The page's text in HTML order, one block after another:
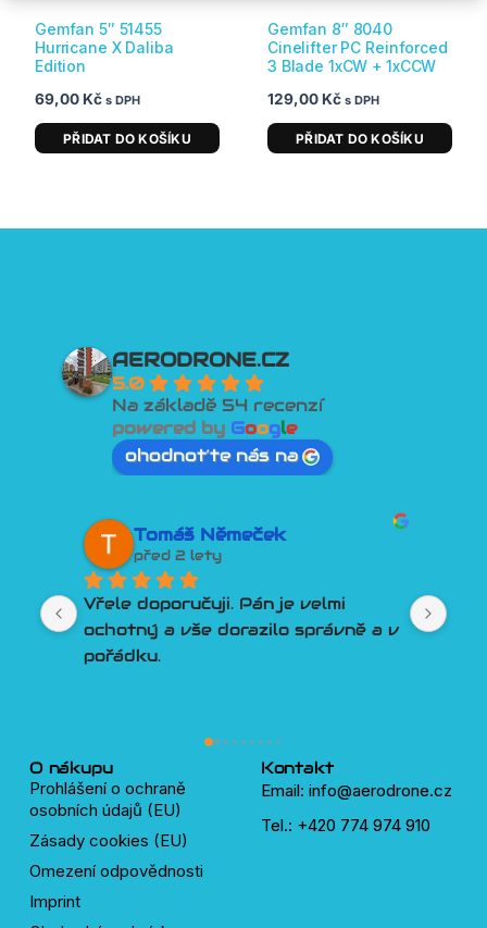
Gemfan 5″ 51455
Hurricane X Daliba
Edition
69,00 Kč s DPH
PŘIDAT DO KOŠÍKU
Gemfan 8″ 8040
Cinelifter PC Reinforced
3 Blade 1xCW + 1xCCW
129,00 Kč s DPH
PŘIDAT DO KOŠÍKU
AERODRONE.CZ
5.0
Na základě 54 recenzí
powered by Google
ohodnoťte nás na
Tomáš Němeček
před 2 lety
Vřele doporučuji. Pán je velmi
ochotný a vše dorazilo správně a v
pořádku.
O nákupu
Prohlášení o ochraně
osobních údajů (EU)
Zásady cookies (EU)
Omezení odpovědnosti
Imprint
Kontakt
Email: info@aerodrone.cz
Tel.: +420 774 974 910